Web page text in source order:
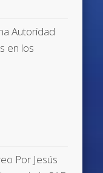
Autoridad
en los
Por Jesús